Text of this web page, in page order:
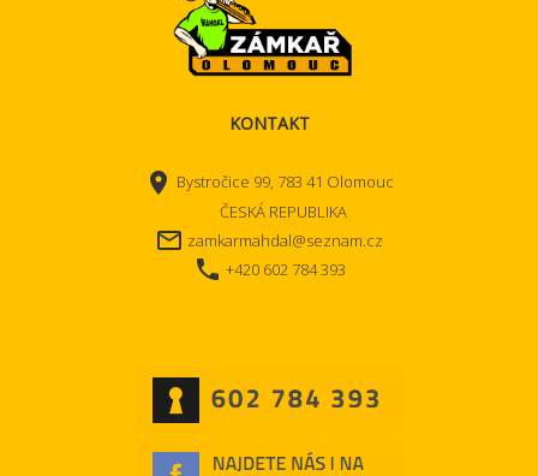
KONTAKT
place Bystročice 99, 783 41 Olomouc
ČESKÁ REPUBLIKA
mail_outline zamkarmahdal@seznam.cz
local_phone +420 602 784 393